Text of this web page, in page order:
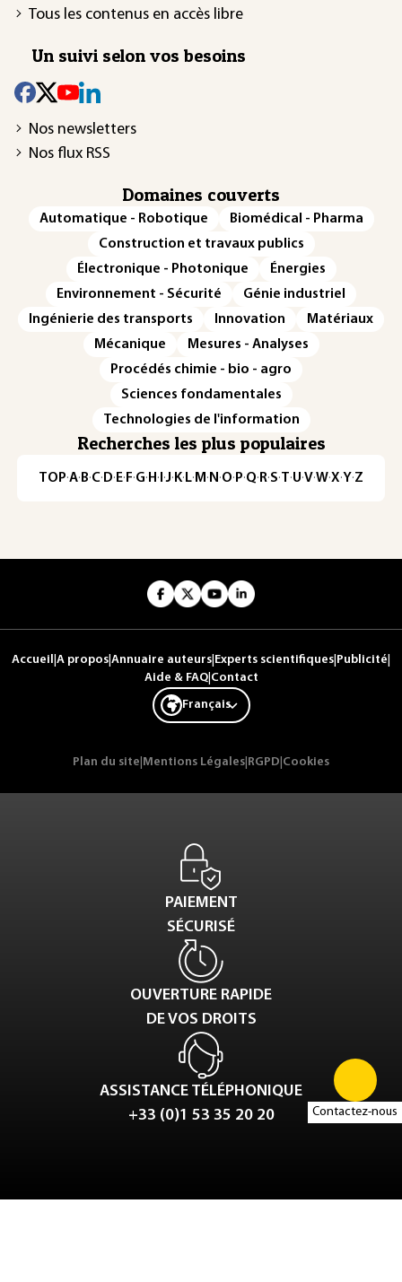
Contactez-nous
Tous les contenus en accès libre
Un suivi selon vos besoins
Nos newsletters
Nos flux RSS
Domaines couverts
Automatique - Robotique
Biomédical - Pharma
Construction et travaux publics
Électronique - Photonique
Énergies
Environnement - Sécurité
Génie industriel
Ingénierie des transports
Innovation
Matériaux
Mécanique
Mesures - Analyses
Procédés chimie - bio - agro
Sciences fondamentales
Technologies de l'information
Recherches les plus populaires
TOP·A·B·C· D· E· F·G· H · ·J· K· L· M · N ·O· P·Q· R·S·T·U·V·W·X·Y·Z
Accueil A propos Annuaire auteurs Experts scientifiques Publicité
Aide & FAQ| Contact
Français
Plan du site Mentions Légales RGPD Cookies
PAIEMENT
SÉCURISÉ
OUVERTURE RAPIDE
DE VOS DROITS
ASSISTANCE TÉLÉPHONIQUE
+33 (0)1 53 35 20 20